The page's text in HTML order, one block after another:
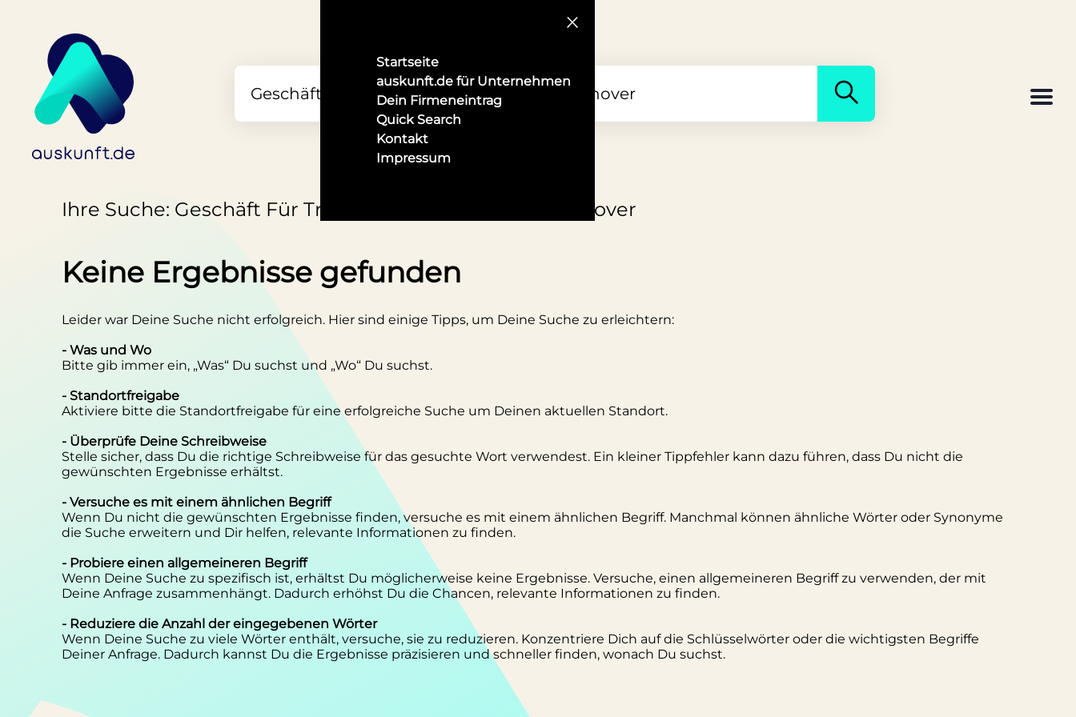
Startseite
auskunft.de für Unternehmen
Dein Firmeneintrag
Quick Search
Kontakt
Impressum
Ihre Suche: Geschäft Für Traditionelle Kostüme in Hannover
Keine Ergebnisse gefunden
Leider war Deine Suche nicht erfolgreich. Hier sind einige Tipps, um Deine Suche zu erleichtern:
- Was und Wo
Bitte gib immer ein, „Was“ Du suchst und „Wo“ Du suchst.
- Standortfreigabe
Aktiviere bitte die Standortfreigabe für eine erfolgreiche Suche um Deinen aktuellen Standort.
- Überprüfe Deine Schreibweise
Stelle sicher, dass Du die richtige Schreibweise für das gesuchte Wort verwendest. Ein kleiner Tippfehler kann dazu führen, dass Du nicht die
gewünschten Ergebnisse erhältst.
- Versuche es mit einem ähnlichen Begriff
Wenn Du nicht die gewünschten Ergebnisse finden, versuche es mit einem ähnlichen Begriff. Manchmal können ähnliche Wörter oder Synonyme
die Suche erweitern und Dir helfen, relevante Informationen zu finden.
- Probiere einen allgemeineren Begriff
Wenn Deine Suche zu spezifisch ist, erhältst Du möglicherweise keine Ergebnisse. Versuche, einen allgemeineren Begriff zu verwenden, der mit
Deine Anfrage zusammenhängt. Dadurch erhöhst Du die Chancen, relevante Informationen zu finden.
- Reduziere die Anzahl der eingegebenen Wörter
Wenn Deine Suche zu viele Wörter enthält, versuche, sie zu reduzieren. Konzentriere Dich auf die Schlüsselwörter oder die wichtigsten Begriffe
Deiner Anfrage. Dadurch kannst Du die Ergebnisse präzisieren und schneller finden, wonach Du suchst.